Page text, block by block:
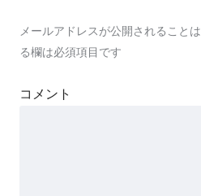
メールアドレスが公開されることは
る欄は必須項目です
コメント